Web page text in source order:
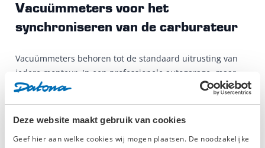
Deze website maakt gebruik van cookies
Geef hier aan welke cookies wij mogen plaatsen. De noodzakelijke
Vacuümmeters voor het
synchroniseren van de carburateur
Vacuümmeters behoren tot de standaard uitrusting van
iedere monteur. In een professionele autogarage, maar
ook in de werkplaats van de hobbymatige monteur, is een
benzinemotor van een auto of motorfiets niet goed loopt,
metingen voer je uit met behulp van een vacuümmeter.